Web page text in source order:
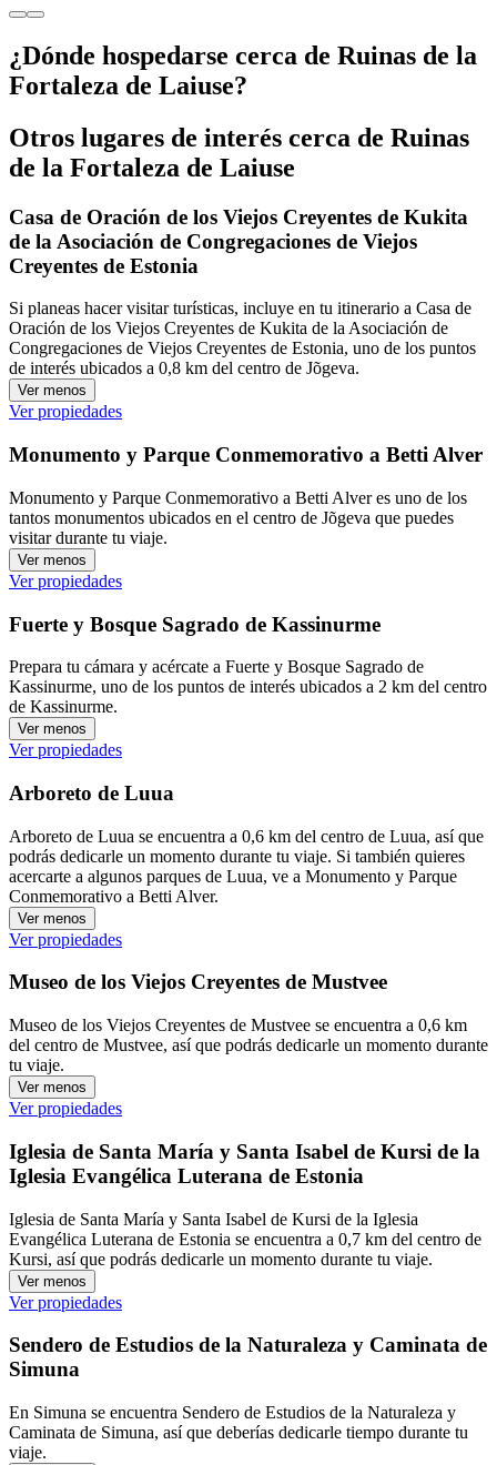
¿Dónde hospedarse cerca de Ruinas de la
Fortaleza de Laiuse?
Otros lugares de interés cerca de Ruinas
de la Fortaleza de Laiuse
Casa de Oración de los Viejos Creyentes de Kukita
de la Asociación de Congregaciones de Viejos
Creyentes de Estonia
Si planeas hacer visitar turísticas, incluye en tu itinerario a Casa de
Oración de los Viejos Creyentes de Kukita de la Asociación de
Congregaciones de Viejos Creyentes de Estonia, uno de los puntos
de interés ubicados a 0,8 km del centro de Jõgeva.
Ver menos
Ver propiedades
Monumento y Parque Conmemorativo a Betti Alver
Monumento y Parque Conmemorativo a Betti Alver es uno de los
tantos monumentos ubicados en el centro de Jõgeva que puedes
visitar durante tu viaje.
Ver menos
Ver propiedades
Fuerte y Bosque Sagrado de Kassinurme
Prepara tu cámara y acércate a Fuerte y Bosque Sagrado de
Kassinurme, uno de los puntos de interés ubicados a 2 km del centro
de Kassinurme.
Ver menos
Ver propiedades
Arboreto de Luua
Arboreto de Luua se encuentra a 0,6 km del centro de Luua, así que
podrás dedicarle un momento durante tu viaje. Si también quieres
acercarte a algunos parques de Luua, ve a Monumento y Parque
Conmemorativo a Betti Alver.
Ver menos
Ver propiedades
Museo de los Viejos Creyentes de Mustvee
Museo de los Viejos Creyentes de Mustvee se encuentra a 0,6 km
del centro de Mustvee, así que podrás dedicarle un momento durante
tu viaje.
Ver menos
Ver propiedades
Iglesia de Santa María y Santa Isabel de Kursi de la
Iglesia Evangélica Luterana de Estonia
Iglesia de Santa María y Santa Isabel de Kursi de la Iglesia
Evangélica Luterana de Estonia se encuentra a 0,7 km del centro de
Kursi, así que podrás dedicarle un momento durante tu viaje.
Ver menos
Ver propiedades
Sendero de Estudios de la Naturaleza y Caminata de
Simuna
En Simuna se encuentra Sendero de Estudios de la Naturaleza y
Caminata de Simuna, así que deberías dedicarle tiempo durante tu
viaje.